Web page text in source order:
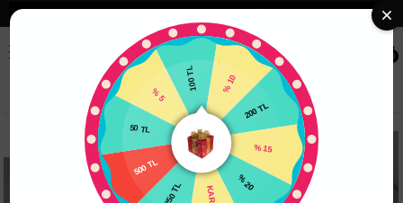
❯
0
ÜST GİYİM BLUZ Roma Gold Logolu Kadın Bluz Ekru
% 10
200 TL
% 20
250 TL
500 TL
50 TL
% 5